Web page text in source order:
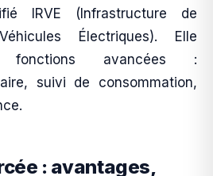
IRVE (Infrastructure de
Électriques). Elle
fonctions avancées :
suivi de consommation,
: avantages,